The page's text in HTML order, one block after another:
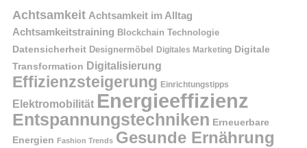
Achtsamkeit Achtsamkeit im Alltag
Achtsamkeitstraining Blockchain Technologie
Datensicherheit Designermöbel Digitales Marketing Digitale
Transformation Digitalisierung
Effizienzsteigerung Einrichtungstipps
Elektromobilität Energieeffizienz
Entspannungstechniken Erneuerbare
Energien Fashion Trends Gesunde Ernährung